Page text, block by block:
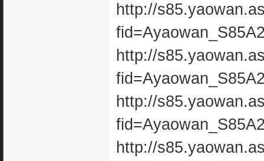
http://
http://
http://
http://